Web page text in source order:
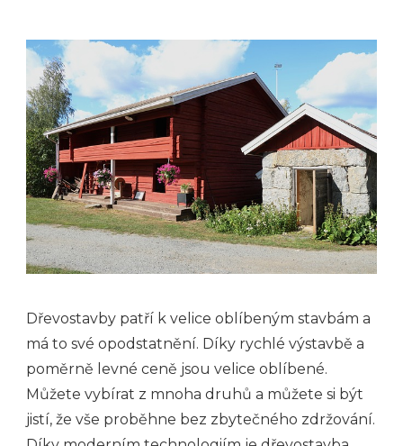
Dřevostavby patří k velice oblíbeným stavbám a
má to své opodstatnění. Díky rychlé výstavbě a
poměrně levné ceně jsou velice oblíbené.
Můžete vybírat z mnoha druhů a můžete si být
jistí, že vše proběhne bez zbytečného zdržování.